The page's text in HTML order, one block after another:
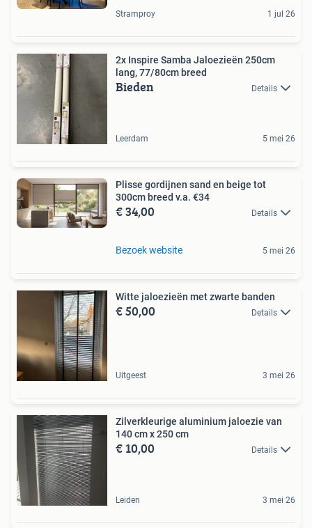
Stramproy 1 jul 26
2x Inspire Samba Jaloezieën 250cm
lang, 77/80cm breed
Bieden Details
Leerdam 5 mei 26
Plisse gordijnen sand en beige tot
300cm breed v.a. €34
€ 34,00 Details
Bezoek website 5 mei 26
Witte jaloezieën met zwarte banden
€ 50,00 Details
Uitgeest 3 mei 26
Zilverkleurige aluminium jaloezie van
140 cm x 250 cm
€ 10,00 Details
Leiden 3 mei 26